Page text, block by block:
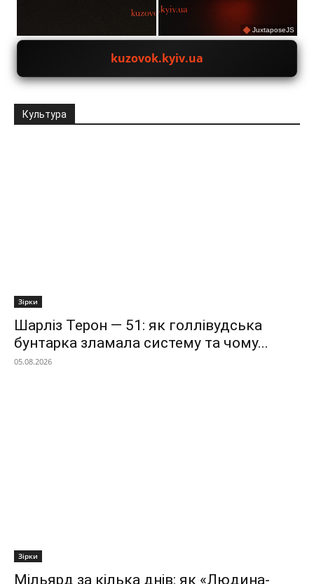
JuxtaposeJS
kuzovok.kyiv.ua
Культура
Зірки
Шарліз Терон — 51: як голлівудська
бунтарка зламала систему та чому...
05.08.2026
Зірки
Мільярд за кілька днів: як «Людина-